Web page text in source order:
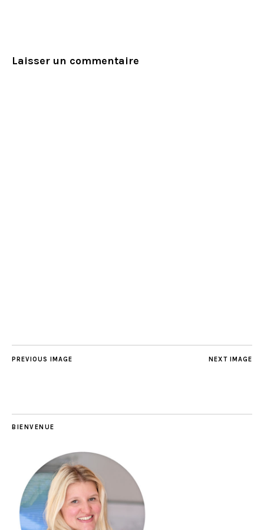
Laisser un commentaire
NEXT IMAGE
PREVIOUS IMAGE
BIENVENUE